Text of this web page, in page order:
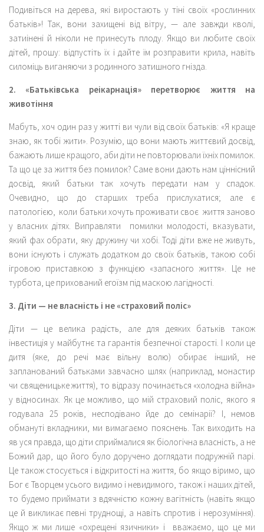
Подивіться на дерева, які виростають у тіні своїх «рослинних
батьків»! Так, вони захищені від вітру, — але завжди кволі,
затиінені й ніколи не принесуть плоду. Якщо ви любите своїх
дітей, прошу: відпустіть їх і дайте їм розправити крила, навіть
силоміць виганяючи з родинного затишного гнізда.
2. «Батьківська реікарнація» перетворює життя на
животіння
Мабуть, хоч один раз у житті ви чули від своїх батьків: «Я краще
знаю, як тобі жити». Розумію, що вони мають життєвий досвід,
бажають лише кращого, аби діти не повторювали їхніх помилок.
Та що це за життя без помилок? Саме вони дають нам ціннісний
досвід, який батьки так хочуть передати нам у спадок.
Очевидно, що до старших треба прислухатися; але є
патологією, коли батьки хочуть проживати своє життя заново
у власних дітях. Виправляти помилки молодості, вказувати,
який фах обрати, яку дружину чи хобі. Тоді діти вже не живуть,
вони існують і служать додатком до своїх батьків, такою собі
ігровою приставкою з функцією «запасного життя». Це не
турбота, це прихований егоїзм під маскою лагідності.
3. Діти — не власність і не «страховий поліс»
Діти — це велика радість, але для деяких батьків також
інвестиція у майбутнє та гарантія безпечної старості. І коли це
дитя (яке, до речі має вільну волю) обирає інший, не
запланований батьками завчасно шлях (наприклад, монастир
чи священицьке життя), то відразу починається «холодна війна»
у відносинах. Як це можливо, що мій страховий поліс, якого я
годувала 25 років, несподівано йде до семінарії? І, немов
обмануті вкладники, ми вимагаємо пояснень. Так виходить на
яв уся правда, що діти сприймалися як біологічна власність, а не
Божий дар, що його було доручено доглядати подружній парі.
Це також стосується і відкритості на життя, бо якщо віримо, що
Бог є Творцем усього видимо і невидимого, також і наших дітей,
то будемо приймати з вдячністю кожну вагітність (навіть якщо
це й викликає певні труднощі, а навіть спротив і нерозуміння).
Якщо ж ми лише «охрещені язичники» і вважаємо, що це ми